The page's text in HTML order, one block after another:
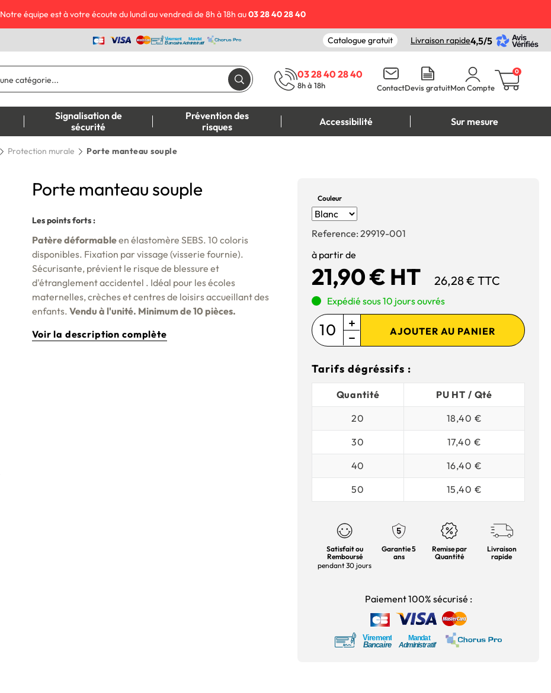
Notre équipe est à votre écoute du lundi au vendredi de 8h à 18h au03 28 40 28 40
Catalogue gratuit Livraison rapide4,5/5
03 28 40 28 40
8h à 18h ContactDevis gratuitMon Compte
0
Signalisation de
sécurité
Prévention des
risques
Accessibilité Sur mesure
Protection murale Porte manteau souple
Porte manteau souple
Les points forts :
Patère déformableen élastomère SEBS. 10 coloris
disponibles. Fixation par vissage (visserie fournie).
Sécurisante, prévient le risque de blessure et
d'étranglement accidentel . Idéal pour les écoles
maternelles, crèches et centres de loisirs accueillant des
enfants. Vendu à l'unité. Minimum de 10 pièces.
Voir la description complète
Couleur
Reference: 29919-001
à partir de
21,90 € HT 26,28 € TTC
Expédié sous 10 jours ouvrés
AJOUTER AU PANIER
Tarifs dégréssifs :
Quantité
PU HT / Qté
20
18,40 €
30
17,40 €
40
16,40 €
50
15,40 €
Satisfait ou
Remboursé
pendant 30 jours
Garantie 5
ans
Remise par
Quantité
Livraison
rapide
Paiement 100% sécurisé :